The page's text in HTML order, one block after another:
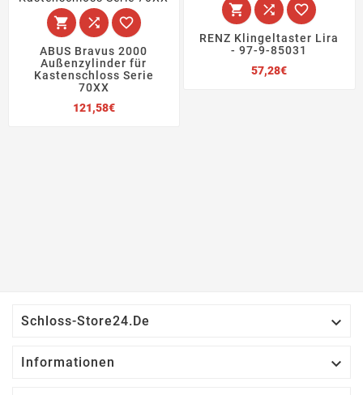
  
ABUS Bravus 2000
Außenzylinder für
Kastenschloss Serie
70XX
121,58€Preis
  
RENZ Klingeltaster Lira
- 97-9-85031
57,28€Preis
Schloss-Store24.de 
Informationen 